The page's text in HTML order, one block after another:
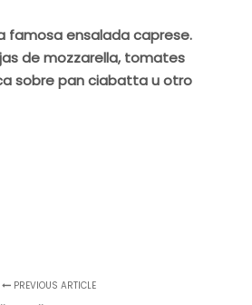
famosa ensalada caprese.
de mozzarella, tomates
sobre pan ciabatta u otro
PREVIOUS ARTICLE